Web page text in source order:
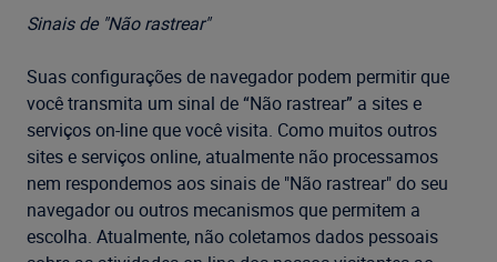
Sinais de "Não rastrear"
Suas configurações de navegador podem permitir que
você transmita um sinal de “Não rastrear” a sites e
serviços on-line que você visita. Como muitos outros
sites e serviços online, atualmente não processamos
nem respondemos aos sinais de "Não rastrear" do seu
navegador ou outros mecanismos que permitem a
escolha. Atualmente, não coletamos dados pessoais